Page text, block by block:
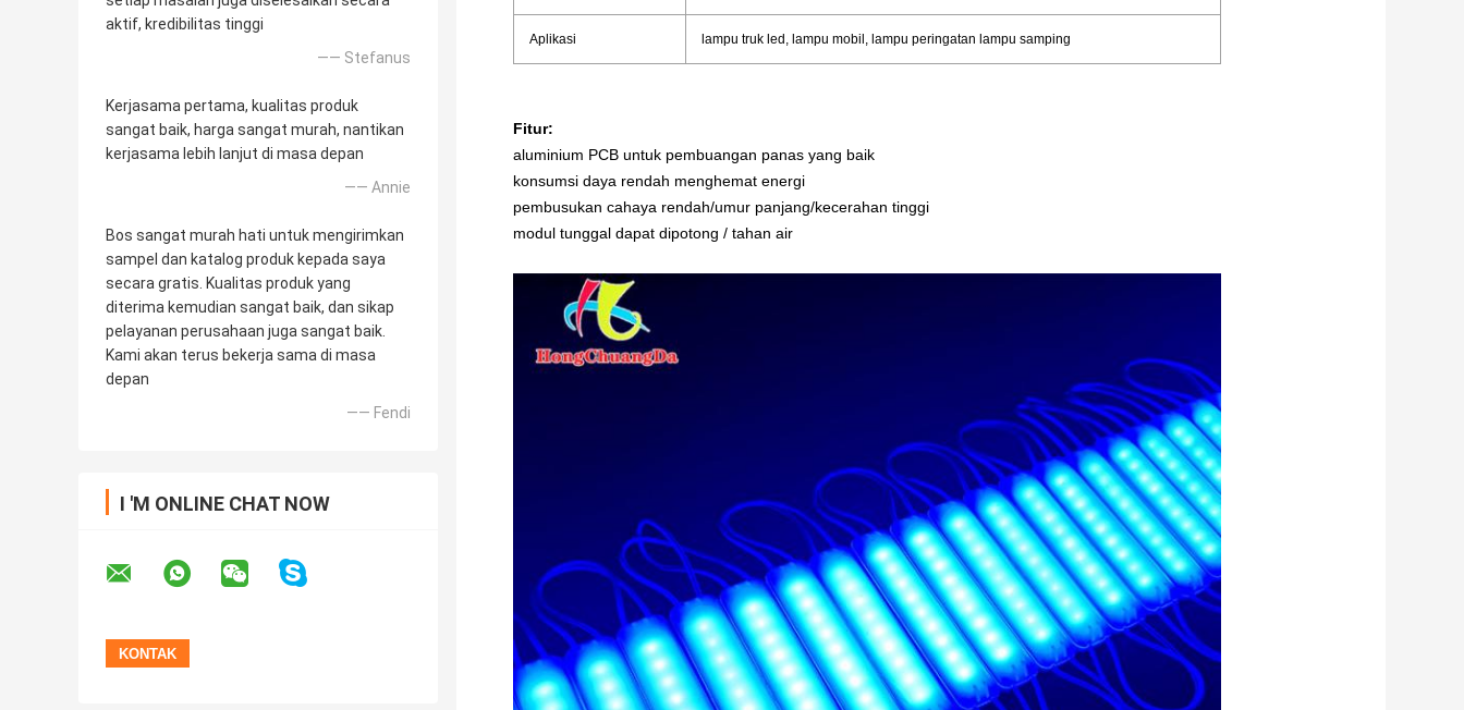
aktif, kredibilitas tinggi
—— Stefanus
Kerjasama pertama, kualitas produk
sangat baik, harga sangat murah, nantikan
kerjasama lebih lanjut di masa depan
—— Annie
Bos sangat murah hati untuk mengirimkan
sampel dan katalog produk kepada saya
secara gratis. Kualitas produk yang
diterima kemudian sangat baik, dan sikap
pelayanan perusahaan juga sangat baik.
Kami akan terus bekerja sama di masa
depan
—— Fendi
I 'M ONLINE CHAT NOW
Aplikasi lampu truk led, lampu mobil, lampu peringatan lampu samping
Fitur:
aluminium PCB untuk pembuangan panas yang baik
konsumsi daya rendah menghemat energi
pembusukan cahaya rendah/umur panjang/kecerahan tinggi
modul tunggal dapat dipotong / tahan air